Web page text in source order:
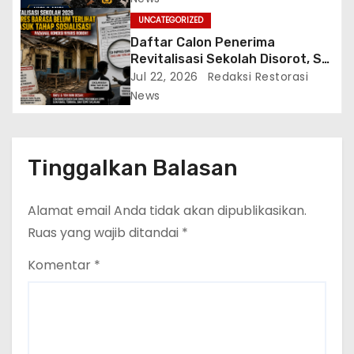
UNCATEGORIZED
Daftar Calon Penerima
Revitalisasi Sekolah Disorot, SD
Inpres Barasa yang Nyaris
Roboh Belum Terlihat Masuk
Tahap Sosialisasi
Jul 22, 2026
Redaksi Restorasi
News
Tinggalkan Balasan
Alamat email Anda tidak akan dipublikasikan.
Ruas yang wajib ditandai *
Komentar *